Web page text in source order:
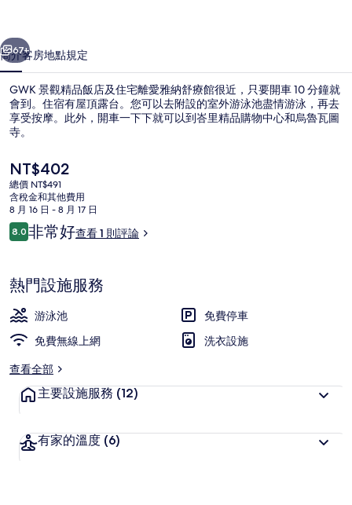
及
住
宅
的
片
集
個 下一個
67+
簡介客房地點規定
GWK 景觀精品飯店及住宅離愛雅納舒療館很近，只要開車 10 分鐘就
會到。住宿有屋頂露台。您可以去附設的室外游泳池盡情游泳，再去
享受按摩。此外，開車一下下就可以到峇里精品購物中心和烏魯瓦圖
寺。
目
前
的
價
格
是
NT$402
總價 NT$491
含稅金和其他費用
8 月 16 日 - 8 月 17 日
評
論
8.08.0 分，滿分 10 分，
非常好查看 1 則評論
熱門設施服務
游泳池
免費停車
免費無線上網
洗衣設施
查看全部
主要設施服務 (12)
有家的溫度 (6)